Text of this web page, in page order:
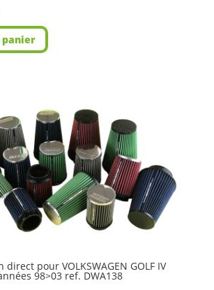
direct pour VOLKSWAGEN GOLF IV
98>03 ref. DWA138